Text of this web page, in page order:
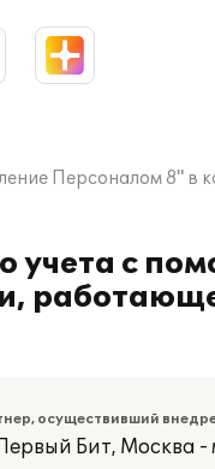
Персоналом 8"
учета с
осуществивший
Бит, Москва -